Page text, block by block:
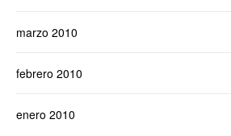
marzo 2010
febrero 2010
enero 2010